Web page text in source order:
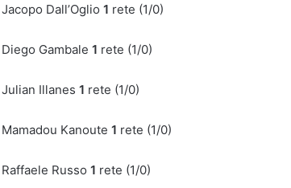
Jacopo Dall’Oglio 1 rete (1/0)
Diego Gambale 1 rete (1/0)
Julian Illanes 1 rete (1/0)
Mamadou Kanoute 1 rete (1/0)
Raffaele Russo 1 rete (1/0)